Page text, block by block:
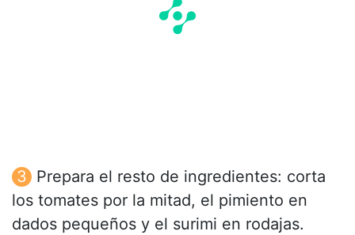
Prepara el resto de ingredientes: corta
los tomates por la mitad, el pimiento en
dados pequeños y el surimi en rodajas.